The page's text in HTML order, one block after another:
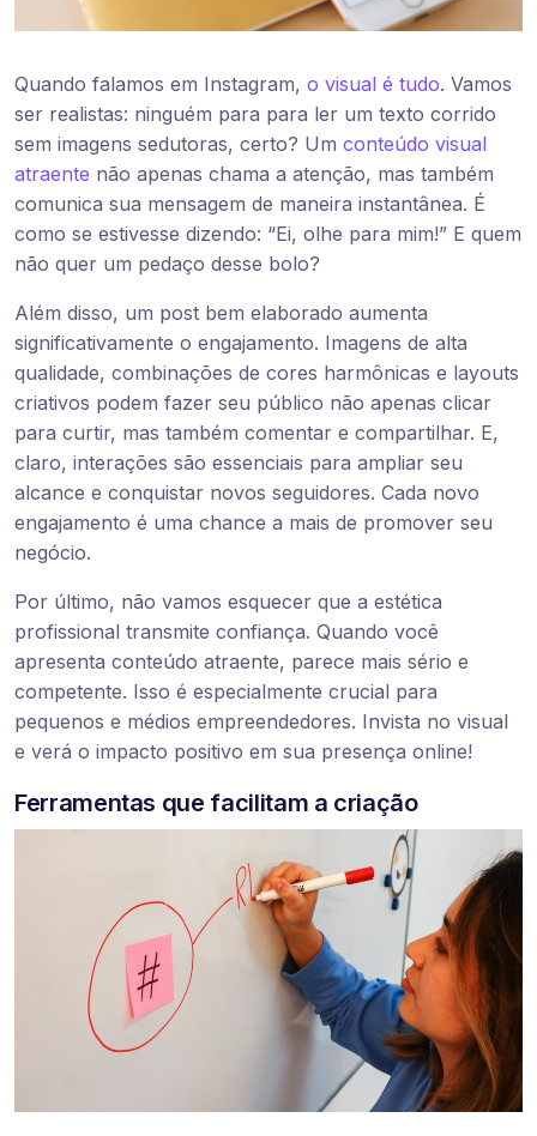
Quando falamos em Instagram, o visual é tudo. Vamos
ser realistas: ninguém para para ler um texto corrido
sem imagens sedutoras, certo? Um conteúdo visual
atraente não apenas chama a atenção, mas também
comunica sua mensagem de maneira instantânea. É
como se estivesse dizendo: “Ei, olhe para mim!” E quem
não quer um pedaço desse bolo?
Além disso, um post bem elaborado aumenta
significativamente o engajamento. Imagens de alta
qualidade, combinações de cores harmônicas e layouts
criativos podem fazer seu público não apenas clicar
para curtir, mas também comentar e compartilhar. E,
claro, interações são essenciais para ampliar seu
alcance e conquistar novos seguidores. Cada novo
engajamento é uma chance a mais de promover seu
negócio.
Por último, não vamos esquecer que a estética
profissional transmite confiança. Quando você
apresenta conteúdo atraente, parece mais sério e
competente. Isso é especialmente crucial para
pequenos e médios empreendedores. Invista no visual
e verá o impacto positivo em sua presença online!
Ferramentas que facilitam a criação